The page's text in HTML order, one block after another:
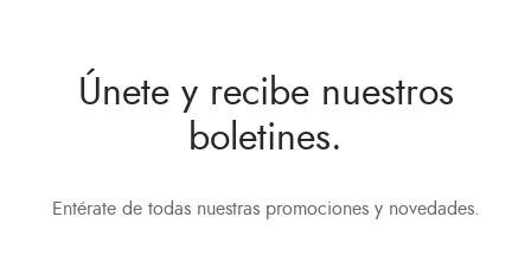
Únete y recibe nuestros
boletines.
Entérate de todas nuestras promociones y novedades.